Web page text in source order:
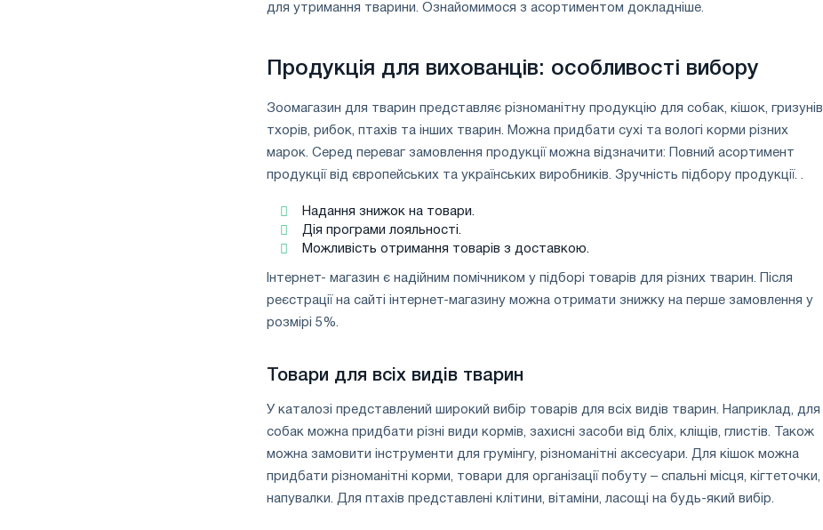
для утримання тварини. Ознайомимося з асортиментом докладніше.
Продукція для вихованців: особливості вибору
Зоомагазин для тварин представляє різноманітну продукцію для собак, кішок, гризунів,
тхорів, рибок, птахів та інших тварин. Можна придбати сухі та вологі корми різних
марок. Серед переваг замовлення продукції можна відзначити: Повний асортимент
продукції від європейських та українських виробників. Зручність підбору продукції. .
Надання знижок на товари.
Дія програми лояльності.
Можливість отримання товарів з доставкою.
Інтернет- магазин є надійним помічником у підборі товарів для різних тварин. Після
реєстрації на сайті інтернет-магазину можна отримати знижку на перше замовлення у
розмірі 5%.
Товари для всіх видів тварин
У каталозі представлений широкий вибір товарів для всіх видів тварин. Наприклад, для
собак можна придбати різні види кормів, захисні засоби від бліх, кліщів, глистів. Також
можна замовити інструменти для грумінгу, різноманітні аксесуари. Для кішок можна
придбати різноманітні корми, товари для організації побуту – спальні місця, кігтеточки,
напувалки. Для птахів представлені клітини, вітаміни, ласощі на будь-який вибір.